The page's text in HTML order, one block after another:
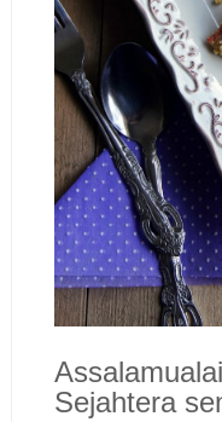
Sejahtera